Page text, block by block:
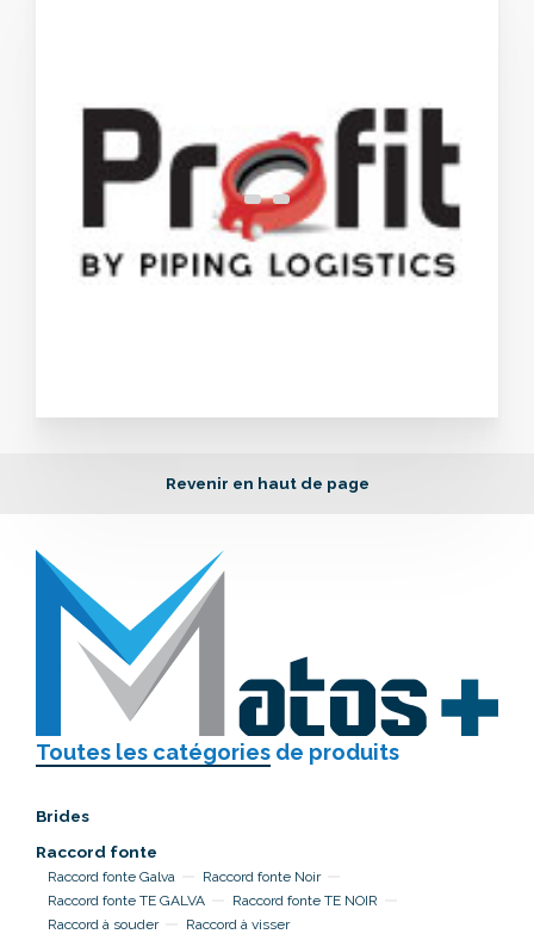
Revenir en haut de page
Toutes les catégories de produits
Brides
Raccord fonte
Raccord fonte Galva
Raccord fonte Noir
Raccord fonte TE GALVA
Raccord fonte TE NOIR
Raccord à souder
Raccord à visser